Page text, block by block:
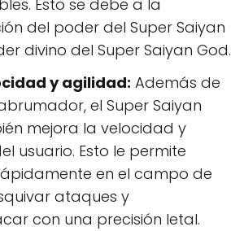
Esto se debe a la
del poder del Super Saiyan
divino del Super Saiyan God.
y agilidad: Además de
el Super Saiyan
mejora la velocidad y
usuario. Esto le permite
en el campo de
ataques y
con una precisión letal.